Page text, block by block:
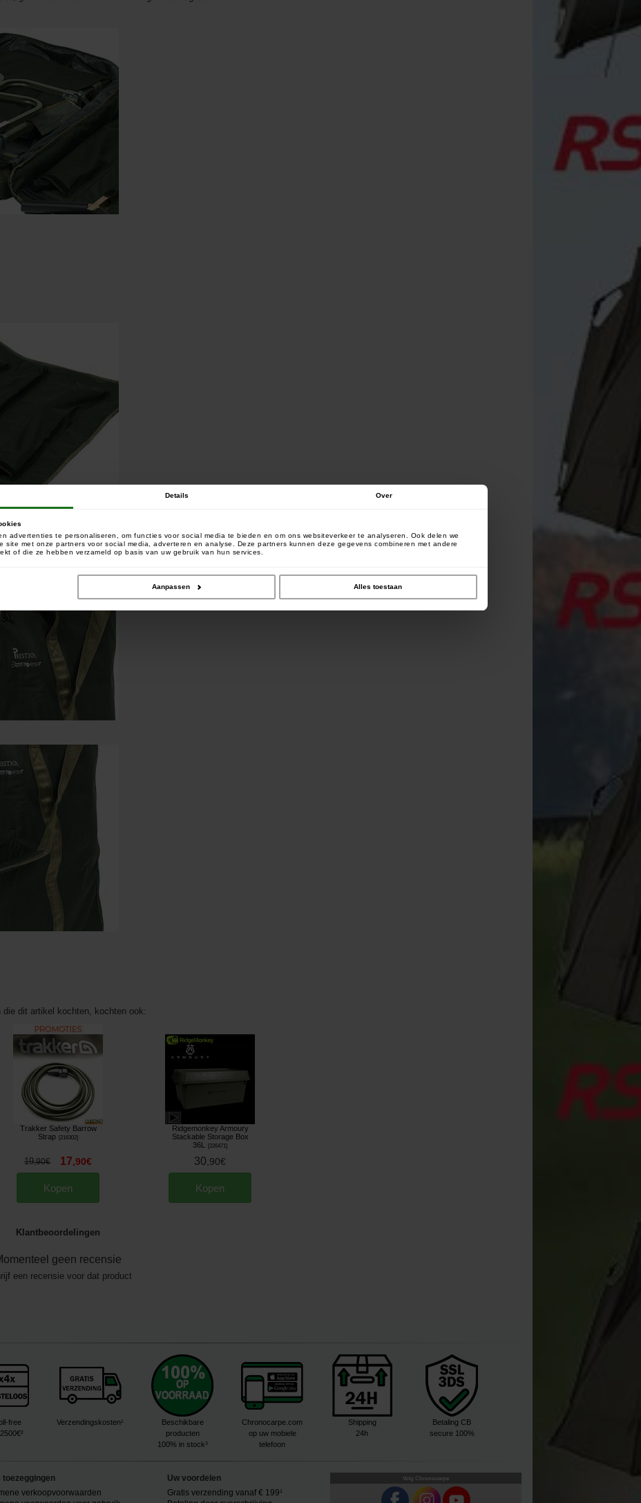
Details Over
advertenties te personaliseren, om functies voor social media te bieden en om ons websiteverkeer te analyseren. Ook delen we
site met onze partners voor social media, adverteren en analyse. Deze partners kunnen deze gegevens combineren met andere
of die ze hebben verzameld op basis van uw gebruik van hun services.
Aanpassen Alles toestaan
die dit artikel kochten, kochten ook:
Trakker Safety Barrow
Strap
216302]
19,90€ 17,90€
Kopen
Ridgemonkey Armoury
Stackable Storage Box
36L
226471]
30,90€
Kopen
Klantbeoordelingen
geen recensie
een recensie voor dat product
free
Verzendingskosten¹
Beschikbare
producten
100% in stock³
Chronocarpe.com
op uw mobiele
telefoon
Shipping
24h
Betaling CB
secure 100%
toezeggingen
verkoopvoorwaarden
Uw voordelen
Gratis verzending vanaf € 199¹
Volg Chronocarpe